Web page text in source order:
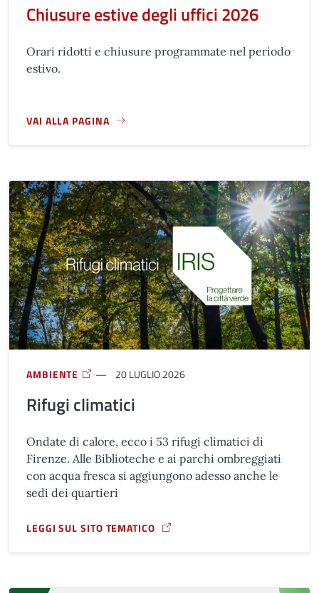
Chiusure estive degli uffici 2026
Orari ridotti e chiusure programmate nel periodo
estivo.
VAI ALLA PAGINA
A PROPOSITO DI CHIUSURE ESTIVE DEGLI UFFICI 2026
AMBIENTE 20 LUGLIO 2026
Rifugi climatici
Ondate di calore, ecco i 53 rifugi climatici di
Firenze. Alle Biblioteche e ai parchi ombreggiati
con acqua fresca si aggiungono adesso anche le
sedi dei quartieri
LEGGI SUL SITO TEMATICO
A PROPOSITO DI RIFUGI CLIMATICI